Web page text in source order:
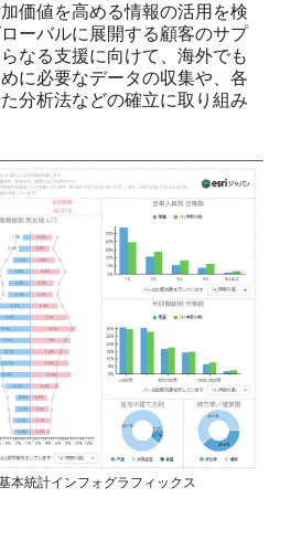
価値を高める情報の活用を検
ーバルに展開する顧客のサプ
なる支援に向けて、海外でも
に必要なデータの収集や、各
分析法などの確立に取り組み
本統計インフォグラフィックス